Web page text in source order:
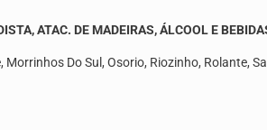
ATAC. DE MADEIRAS, ÁLCOOL E
Do Sul, Osorio, Riozinho, Rolante,